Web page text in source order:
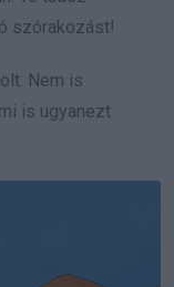
szórakozást!
Nem is
is ugyanezt